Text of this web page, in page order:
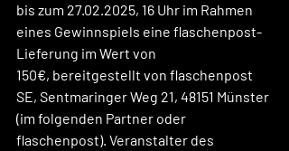
bis zum 27.02.2025, 16 Uhr im Rahmen
eines Gewinnspiels eine flaschenpost-
Lieferung im Wert von
150€, bereitgestellt von flaschenpost
SE, Sentmaringer Weg 21, 48151 Münster
(im folgenden Partner oder
flaschenpost). Veranstalter des